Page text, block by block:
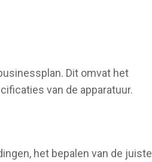
Dit omvat het
van de apparatuur.
het bepalen van de juiste